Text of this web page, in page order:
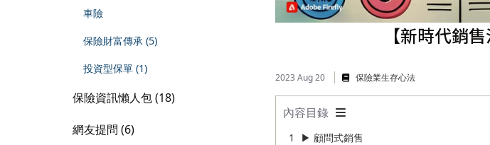
車險
保險財富傳承 (5)
投資型保單 (1)
保險資訊懶人包 (18)
網友提問 (6)
【新時代銷
2023 Aug 20 保險業生存心法
內容目錄
▶ 顧問式銷售